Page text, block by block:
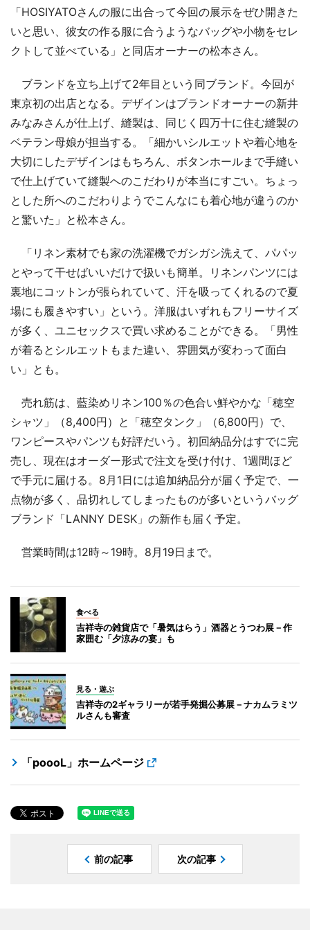
「HOSIYATOさんの服に出合って今回の展示をぜひ開きた
いと思い、彼女の作る服に合うようなバッグや小物をセレ
クトして並べている」と同店オーナーの松本さん。
ブランドを立ち上げて2年目という同ブランド。今回が
東京初の出店となる。デザインはブランドオーナーの新井
みなみさんが仕上げ、縫製は、同じく四万十に住む縫製の
ベテラン母娘が担当する。「細かいシルエットや着心地を
大切にしたデザインはもちろん、ボタンホールまで手縫い
で仕上げていて縫製へのこだわりが本当にすごい。ちょっ
とした所へのこだわりようでこんなにも着心地が違うのか
と驚いた」と松本さん。
「リネン素材でも家の洗濯機でガシガシ洗えて、パパッ
とやって干せばいいだけで扱いも簡単。リネンパンツには
裏地にコットンが張られていて、汗を吸ってくれるので夏
場にも履きやすい」という。洋服はいずれもフリーサイズ
が多く、ユニセックスで買い求めることができる。「男性
が着るとシルエットもまた違い、雰囲気が変わって面白
い」とも。
売れ筋は、藍染めリネン100％の色合い鮮やかな「穂空
シャツ」（8,400円）と「穂空タンク」（6,800円）で、
ワンピースやパンツも好評だいう。初回納品分はすでに完
売し、現在はオーダー形式で注文を受け付け、1週間ほど
で手元に届ける。8月1日には追加納品分が届く予定で、一
点物が多く、品切れしてしまったものが多いというバッグ
ブランド「LANNY DESK」の新作も届く予定。
営業時間は12時～19時。8月19日まで。
食べる
吉祥寺の雑貨店で「暑気はらう」酒器とうつわ展－作
家囲む「夕涼みの宴」も
見る・遊ぶ
吉祥寺の2ギャラリーが若手発掘公募展－ナカムラミツ
ルさんも審査
「poooL」ホームページ
前の記事 次の記事